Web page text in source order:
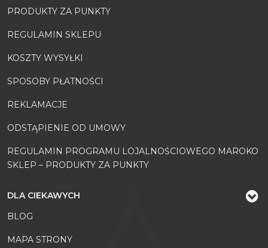
PRODUKTY ZA PUNKTY
REGULAMIN SKLEPU
KOSZTY WYSYŁKI
SPOSOBY PŁATNOŚCI
REKLAMACJE
ODSTĄPIENIE OD UMOWY
REGULAMIN PROGRAMU LOJALNOŚCIOWEGO MAROKO
SKLEP – PRODUKTY ZA PUNKTY
DLA CIEKAWYCH
BLOG
MAPA STRONY